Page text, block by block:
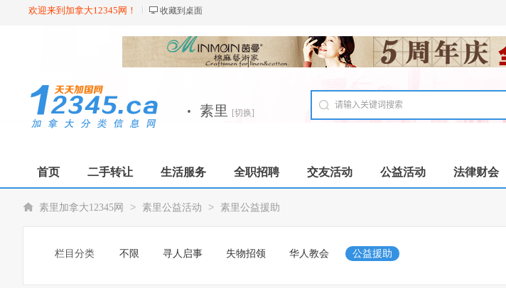
欢迎来到加拿大12345网！ 收藏到桌面
· 素里 [切换]
首页 二手转让 生活服务 全职招聘 交友活动 公益活动 法律财会
素里加拿大12345网 > 素里公益活动 > 素里公益援助
栏目分类 不限 寻人启事 失物招领 华人教会 公益援助